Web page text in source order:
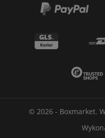
© 2026 - Boxmarket.